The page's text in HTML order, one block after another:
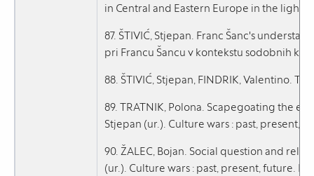
in Central and Eastern Europe in the light
87. ŠTIVIĆ, Stjepan. Franc Šanc's
pri Francu Šancu v kontekstu sodobnih
88. ŠTIVIĆ, Stjepan, FINDRIK, Valentino.
89. TRATNIK, Polona. Scapegoating the
Stjepan (ur.). Culture wars : past, present,
90. ŽALEC, Bojan. Social question and
(ur.). Culture wars : past, present, future.